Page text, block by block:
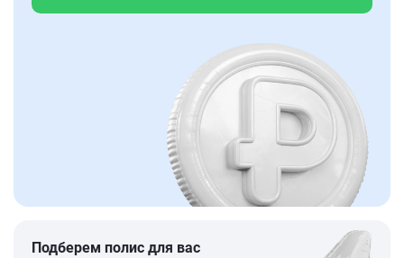
Подберем полис для вас